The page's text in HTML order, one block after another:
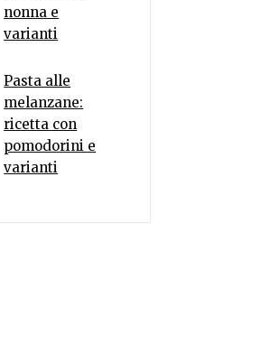
nonna e
varianti
Pasta alle
melanzane:
ricetta con
pomodorini e
varianti